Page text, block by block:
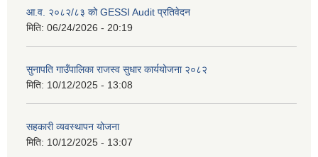
आ.व. २०८२/८३ को GESSI Audit प्रतिवेदन
मिति: 06/24/2026 - 20:19
सुनापति गाउँपालिका राजस्व सुधार कार्ययोजना २०८२
मिति: 10/12/2025 - 13:08
सहकारी व्यवस्थापन योजना
मिति: 10/12/2025 - 13:07